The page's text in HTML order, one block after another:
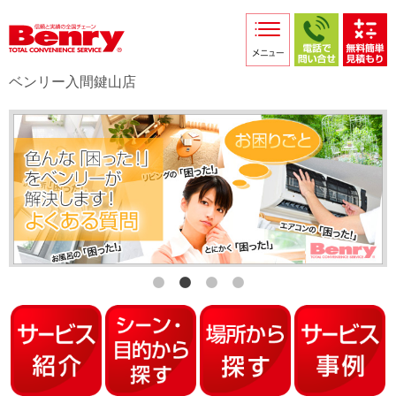
採用情報
店舗からのお知らせ
店舗日記
スタッフ紹介
プライバシーポリシー
本部スマホサイト
ベンリー入間鍵山店